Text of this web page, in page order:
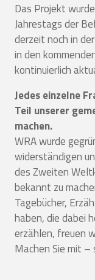
Das Projekt
Jahrestags der
derzeit noch in
in den
kontinuierlich
Jedes einzelne
Teil unserer
machen.
WRA wurde
widerständigen
des Zweiten
bekannt zu
Tagebücher,
haben, die dabei
erzählen, freuen
Machen Sie mit –